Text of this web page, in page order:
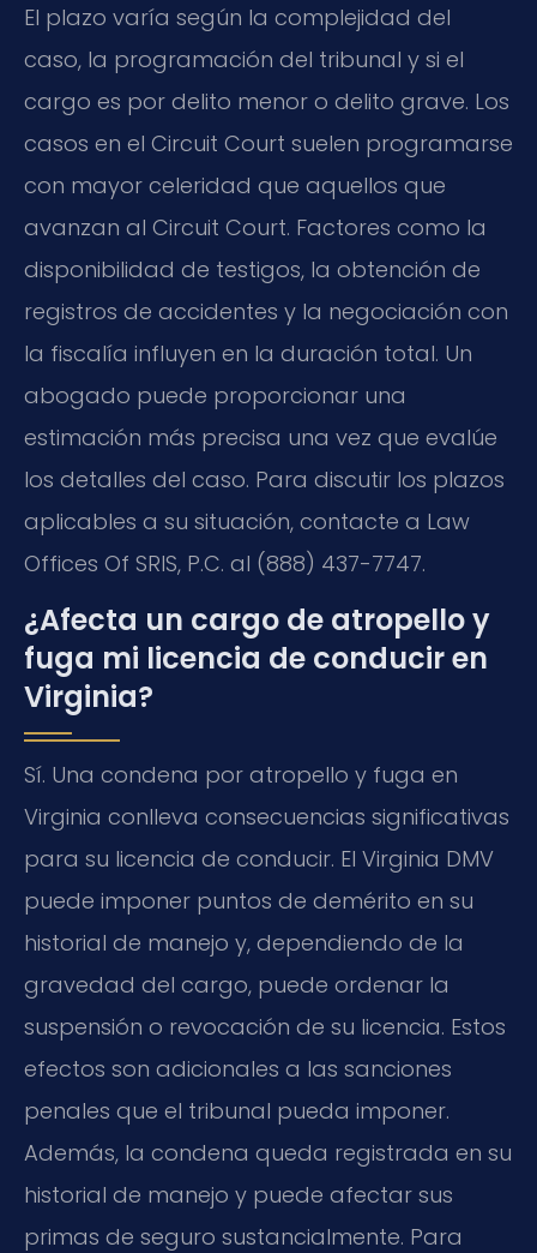
El plazo varía según la complejidad del
caso, la programación del tribunal y si el
cargo es por delito menor o delito grave. Los
casos en el Circuit Court suelen programarse
con mayor celeridad que aquellos que
avanzan al Circuit Court. Factores como la
disponibilidad de testigos, la obtención de
registros de accidentes y la negociación con
la fiscalía influyen en la duración total. Un
abogado puede proporcionar una
estimación más precisa una vez que evalúe
los detalles del caso. Para discutir los plazos
aplicables a su situación, contacte a Law
Offices Of SRIS, P.C. al (888) 437-7747.
¿Afecta un cargo de atropello y
fuga mi licencia de conducir en
Virginia?
Sí. Una condena por atropello y fuga en
Virginia conlleva consecuencias significativas
para su licencia de conducir. El Virginia DMV
puede imponer puntos de demérito en su
historial de manejo y, dependiendo de la
gravedad del cargo, puede ordenar la
suspensión o revocación de su licencia. Estos
efectos son adicionales a las sanciones
penales que el tribunal pueda imponer.
Además, la condena queda registrada en su
historial de manejo y puede afectar sus
primas de seguro sustancialmente. Para